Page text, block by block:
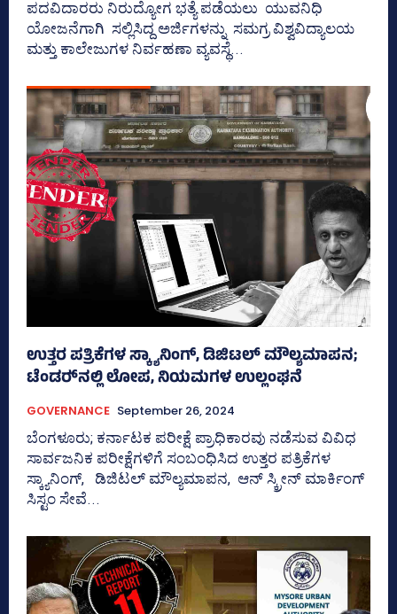
ಪದವಿದಾರರು ನಿರುದ್ಯೋಗ ಭತ್ಯೆ ಪಡೆಯಲು ಯುವನಿಧಿ
ಯೋಜನೆಗಾಗಿ ಸಲ್ಲಿಸಿದ್ದ ಅರ್ಜಿಗಳನ್ನು ಸಮಗ್ರ ವಿಶ್ವವಿದ್ಯಾಲಯ
ಮತ್ತು ಕಾಲೇಜುಗಳ ನಿರ್ವಹಣಾ ವ್ಯವಸ್ಥೆ...
ಉತ್ತರ ಪತ್ರಿಕೆಗಳ ಸ್ಕ್ಯಾನಿಂಗ್‌, ಡಿಜಿಟಲ್‌ ಮೌಲ್ಯಮಾಪನ;
ಟೆಂಡರ್‍‌ನಲ್ಲಿ ಲೋಪ, ನಿಯಮಗಳ ಉಲ್ಲಂಘನೆ
GOVERNANCE September 26, 2024
ಬೆಂಗಳೂರು; ಕರ್ನಾಟಕ ಪರೀಕ್ಷೆ ಪ್ರಾಧಿಕಾರವು ನಡೆಸುವ ವಿವಿಧ
ಸಾರ್ವಜನಿಕ ಪರೀಕ್ಷೆಗಳಿಗೆ ಸಂಬಂಧಿಸಿದ ಉತ್ತರ ಪತ್ರಿಕೆಗಳ
ಸ್ಕ್ಯಾನಿಂಗ್‌, ಡಿಜಿಟಲ್‌ ಮೌಲ್ಯಮಾಪನ, ಆನ್‌ ಸ್ಕ್ರೀನ್ ಮಾರ್ಕಿಂಗ್
ಸಿಸ್ಟಂ ಸೇವೆ...